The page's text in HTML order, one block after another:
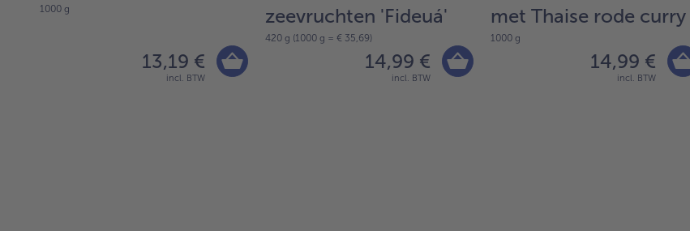
1000 g
13,19 €
incl. BTW
zeevruchten 'Fideuá'
420 g (1000 g = € 35,69)
14,99 €
incl. BTW
met Thaise rode curry
1000 g
14,99 €
incl. BTW